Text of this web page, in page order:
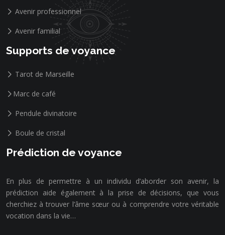
Avenir professionnel
Avenir familial
Supports de voyance
Tarot de Marseille
Marc de café
Pendule divinatoire
Boule de cristal
Prédiction de voyance
En plus de permettre à un individu d’aborder son avenir, la
prédiction aide également à la prise de décisions, que vous
cherchiez à trouver l’âme sœur ou à comprendre votre véritable
vocation dans la vie…